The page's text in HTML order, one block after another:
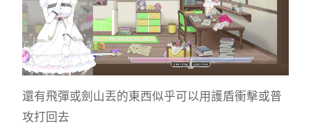
還有飛彈或劍山丟的東西似乎可以用護盾衝擊或普
攻打回去